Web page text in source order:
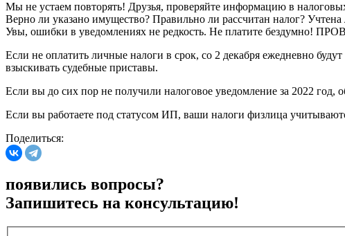
Мы не устаем повторять! Друзья, проверяйте информацию в
Верно ли указано имущество? Правильно ли рассчитан налог? Учтена
Увы, ошибки в уведомлениях не редкость. Не платите бездумно!
Если не оплатить личные налоги в срок, со 2 декабря ежедневно
взыскивать судебные приставы.
Если вы до сих пор не получили налоговое уведомление за 2022
Если вы работаете под статусом ИП, ваши налоги физлица
Поделиться:
появились вопросы?
Запишитесь на консультацию!